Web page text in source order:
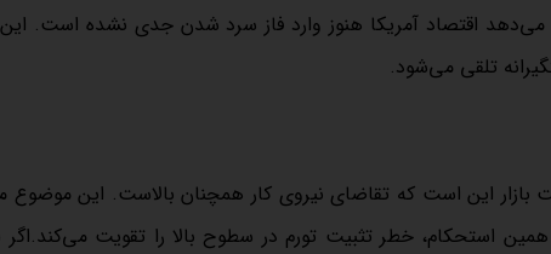
را عقب راند.نرخ بیکاری ۴.۳ درصدی نشان می‌دهد اقتصاد آمریکا هنوز وارد فاز سرد شدن جدی نشده
تلقی می‌شود.
این است که تقاضای نیروی کار همچنان بالاست. این موضوع
خطر تثبیت تورم در سطوح بالا را تقویت می‌کند.اگر